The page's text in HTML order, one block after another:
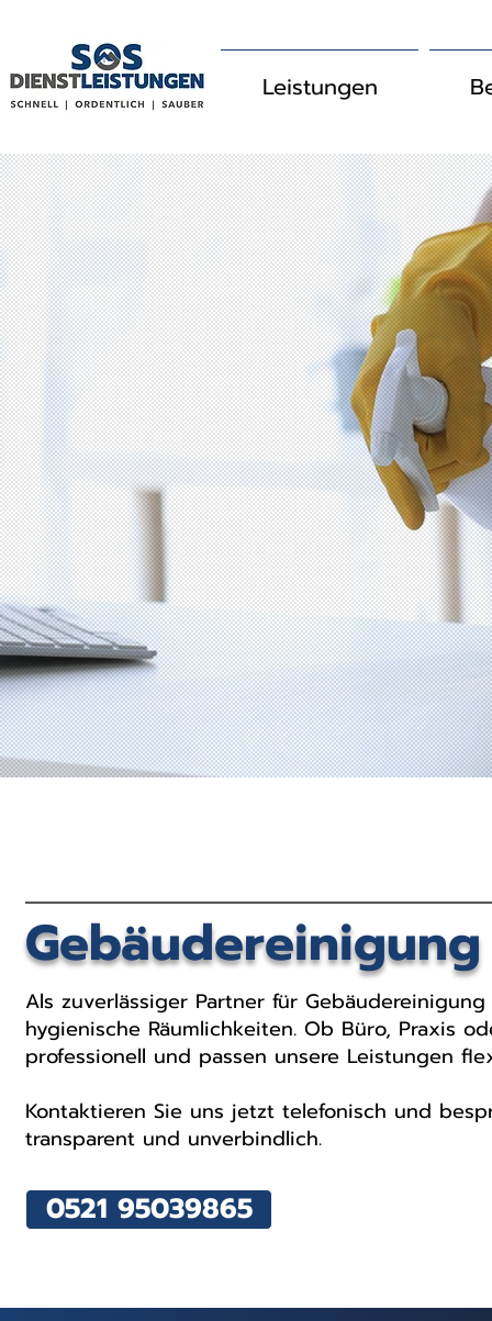
Leistungen
Als zuverlässiger Partner für
hygienische Räumlichkeiten. Ob Büro, Praxis
professionell und passen unsere Leistungen
Kontaktieren Sie uns jetzt telefonisch und
transparent und unverbindlich.
0521 95039865